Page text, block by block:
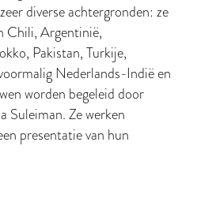
diverse achtergronden: ze
Chili, Argentinië,
Pakistan, Turkije,
Nederlands-Indië en
worden begeleid door
Suleiman. Ze werken
presentatie van hun